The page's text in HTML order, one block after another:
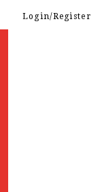
Login/Register